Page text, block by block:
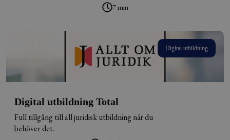
7 min
Digital utbildning
Digital utbildning Total
Full tillgång till all juridisk utbildning när du
behöver det.